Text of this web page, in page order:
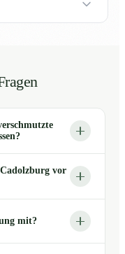
vor
mit?